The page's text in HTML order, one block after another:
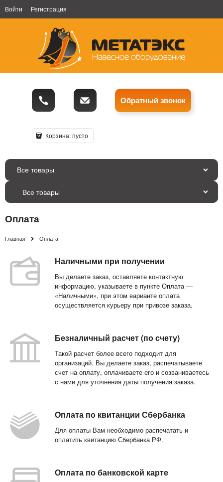
Войти Регистрация
Обратный звонок
Корзина:пусто
Все товары
Оплата
Главная Оплата
Наличными при получении
Вы делаете заказ, оставляете контактную
информацию, указываете в пункте Оплата —
«Наличными», при этом варианте оплата
осуществляется курьеру при привозе заказа.
Безналичный расчет (по счету)
Такой расчет более всего подходит для
организаций. Вы делаете заказ, распечатываете
счет на оплату, оплачиваете его и созваниваетесь
с нами для уточнения даты получения заказа.
Оплата по квитанции Сбербанка
Для оплаты Вам необходимо распечатать и
оплатить квитанцию Сбербанка РФ.
Оплата по банковской карте